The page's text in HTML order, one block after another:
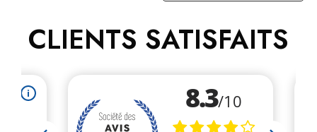
CLIENTS SATISFAITS